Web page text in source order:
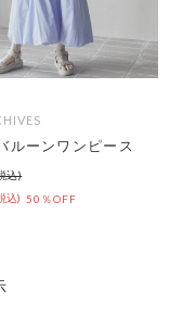
ルーンワンピース
50％OFF